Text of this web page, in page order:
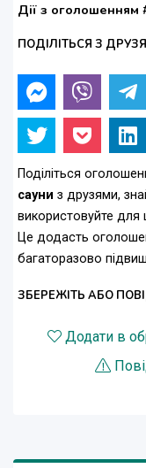
Дії з оголошенням
ПОДІЛІТЬСЯ З
Поділіться
сауни з друзями,
використовуйте для
Це додасть
багаторазово
ЗБЕРЕЖІТЬ АБО
Додати в